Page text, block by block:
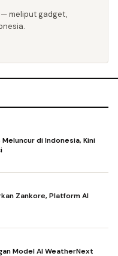
meliput gadget,
Meluncur di Indonesia, Kini
Zankore, Platform AI
Model AI WeatherNext